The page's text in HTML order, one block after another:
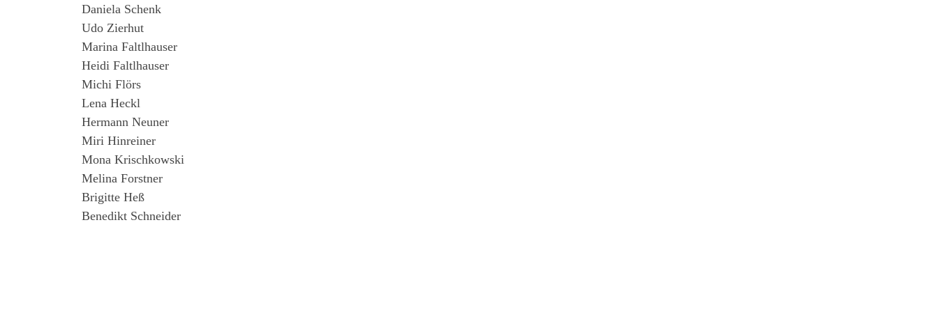
Daniela Schenk
Udo Zierhut
Marina Faltlhauser
Heidi Faltlhauser
Michi Flörs
Lena Heckl
Hermann Neuner
Miri Hinreiner
Mona Krischkowski
Melina Forstner
Brigitte Heß
Benedikt Schneider